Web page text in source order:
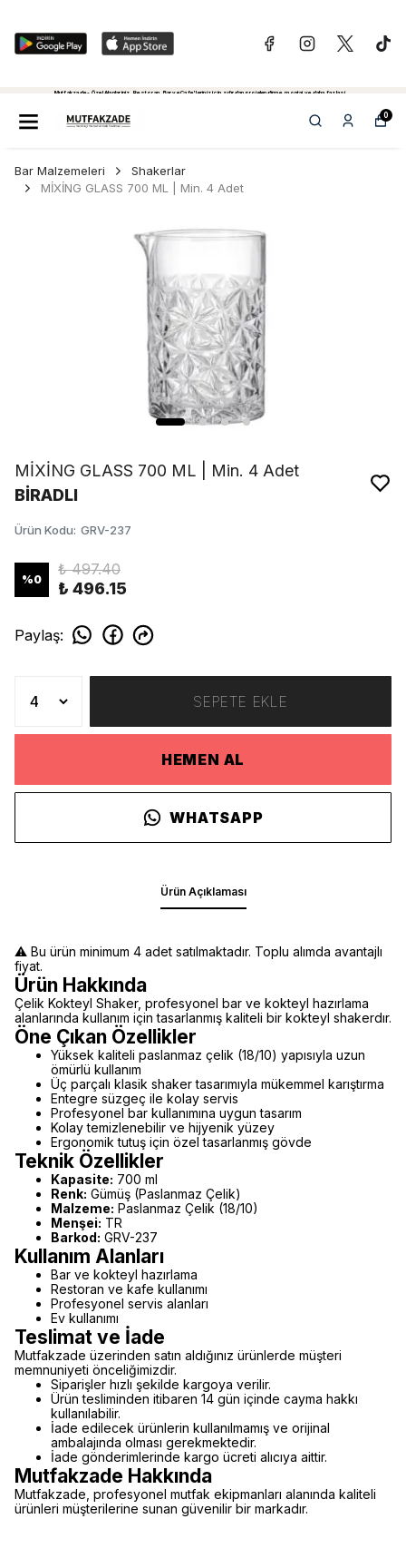
Mutfakzade - Özel Alanlariniz, Restoran, Bar ve Cafe'leriniz için sıfırdan projelendirme, montaj ve daha fazlasi...
0
Bar Malzemeleri
Shakerlar
MİXİNG GLASS 700 ML | Min. 4 Adet
MİXİNG GLASS 700 ML | Min. 4 Adet
BİRADLI
Ürün Kodu: GRV-237
%0
₺ 497.40
₺ 496.15
Paylaş:
SEPETE EKLE
HEMEN AL
WHATSAPP
Ürün Açıklaması
⚠️ Bu ürün minimum 4 adet satılmaktadır. Toplu alımda avantajlı
fiyat.
Ürün Hakkında
Çelik Kokteyl Shaker, profesyonel bar ve kokteyl hazırlama
alanlarında kullanım için tasarlanmış kaliteli bir kokteyl shakerdır.
Öne Çıkan Özellikler
Yüksek kaliteli paslanmaz çelik (18/10) yapısıyla uzun
ömürlü kullanım
Üç parçalı klasik shaker tasarımıyla mükemmel karıştırma
Entegre süzgeç ile kolay servis
Profesyonel bar kullanımına uygun tasarım
Kolay temizlenebilir ve hijyenik yüzey
Ergonomik tutuş için özel tasarlanmış gövde
Teknik Özellikler
Kapasite: 700 ml
Renk: Gümüş (Paslanmaz Çelik)
Malzeme: Paslanmaz Çelik (18/10)
Menşei: TR
Barkod: GRV-237
Kullanım Alanları
Bar ve kokteyl hazırlama
Restoran ve kafe kullanımı
Profesyonel servis alanları
Ev kullanımı
Teslimat ve İade
Mutfakzade üzerinden satın aldığınız ürünlerde müşteri
memnuniyeti önceliğimizdir.
Siparişler hızlı şekilde kargoya verilir.
Ürün tesliminden itibaren 14 gün içinde cayma hakkı
kullanılabilir.
İade edilecek ürünlerin kullanılmamış ve orijinal
ambalajında olması gerekmektedir.
İade gönderimlerinde kargo ücreti alıcıya aittir.
Mutfakzade Hakkında
Mutfakzade, profesyonel mutfak ekipmanları alanında kaliteli
ürünleri müşterilerine sunan güvenilir bir markadır.